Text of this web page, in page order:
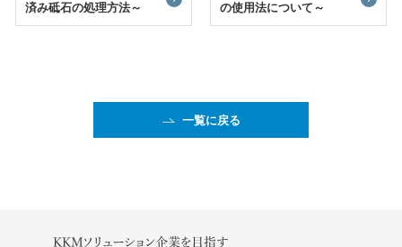
済み砥石の処理方法～
の使用法について～
一覧に戻る